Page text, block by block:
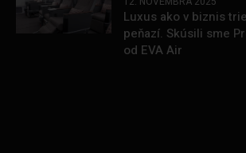
Luxus ako v biznis
peňazí. Skúsili sme
od EVA Air